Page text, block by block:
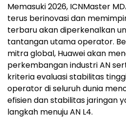
Memasuki 2026, ICNMaster
terus berinovasi dan
terbaru akan diperkenalkan
tantangan utama operator.
mitra global, Huawei akan
perkembangan industri AN
kriteria evaluasi stabilitas
operator di seluruh dunia
efisien dan stabilitas jaringan
langkah menuju AN L4.